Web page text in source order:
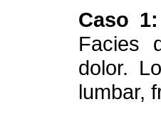
Caso 1:
Facies
dolor.
lumbar,